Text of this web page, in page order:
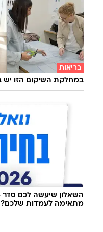
בריאות
במחלקת השיקום הזו יש
השאלון שיעשה לכם
מתאימה לעמדות שלכם?